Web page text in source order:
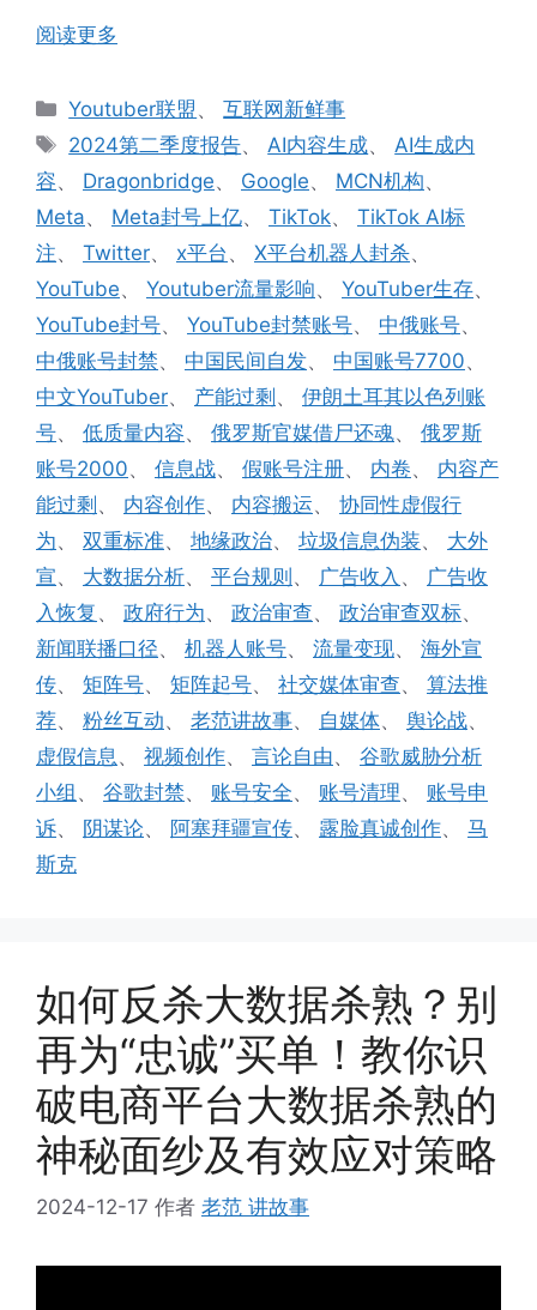
阅读更多
分
类
Youtuber联盟 、互联网新鲜事
标
签
2024第二季度报告、 AI内容生成、 AI生成内
容、 Dragonbridge、 Google、 MCN机构、
Meta、 Meta封号上亿、 TikTok、 TikTok AI标
注、 Twitter、 x平台 、 X平台机器人封杀、
YouTube、 Youtuber流量影响、 YouTuber生存、
YouTube封号、 YouTube封禁账号、 中俄账号、
中俄账号封禁、 中国民间自发、 中国账号7700、
中文YouTuber、 产能过剩、 伊朗土耳其以色列账
号、 低质量内容、 俄罗斯官媒借尸还魂、 俄罗斯
账号2000、 信息战、 假账号注册、 内卷、 内容产
能过剩、 内容创作、 内容搬运、 协同性虚假行
为、 双重标准、 地缘政治、 垃圾信息伪装、 大外
宣、 大数据分析、 平台规则、 广告收入 、 广告收
入恢复 、 政府行为、 政治审查、 政治审查双标、
新闻联播口径、 机器人账号、 流量变现、 海外宣
传、 矩阵号、 矩阵起号、 社交媒体审查、 算法推
荐、 粉丝互动、 老范讲故事、 自媒体、 舆论战、
虚假信息 、 视频创作、 言论自由、 谷歌威胁分析
小组 、 谷歌封禁、 账号安全、 账号清理、 账号申
诉、 阴谋论、 阿塞拜疆宣传、 露脸真诚创作、 马
斯克
如何反杀大数据杀熟？别
再为“忠诚”买单！教你识
破电商平台大数据杀熟的
神秘面纱及有效应对策略
2024-12-17 作者 老范 讲故事